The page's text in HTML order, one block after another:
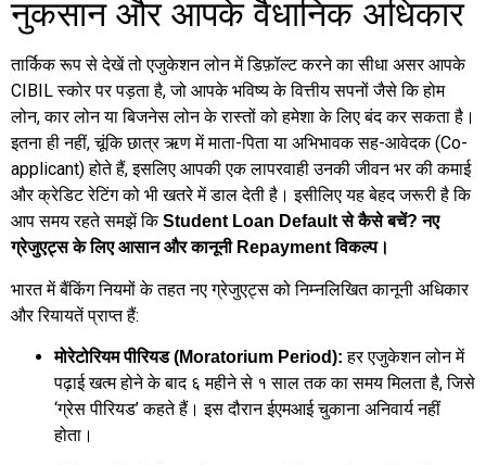
नुकसान और आपके वैधानिक अधिकार
तार्किक रूप से देखें तो एजुकेशन लोन में डिफ़ॉल्ट करने का सीधा असर आपके
CIBIL स्कोर पर पड़ता है, जो आपके भविष्य के वित्तीय सपनों जैसे कि होम
लोन, कार लोन या बिजनेस लोन के रास्तों को हमेशा के लिए बंद कर सकता है।
इतना ही नहीं, चूंकि छात्र ऋण में माता-पिता या अभिभावक सह-आवेदक (Co-
applicant) होते हैं, इसलिए आपकी एक लापरवाही उनकी जीवन भर की कमाई
और क्रेडिट रेटिंग को भी खतरे में डाल देती है। इसीलिए यह बेहद जरूरी है कि
आप समय रहते समझें किStudent Loan Default से कैसे बचें? नए
ग्रेजुएट्स के लिए आसान और कानूनी Repayment विकल्प।
भारत में बैंकिंग नियमों के तहत नए ग्रेजुएट्स को निम्नलिखित कानूनी अधिकार
और रियायतें प्राप्त हैं:
मोरेटोरियम पीरियड (Moratorium Period): हर एजुकेशन लोन में
पढ़ाई खत्म होने के बाद ६ महीने से १ साल तक का समय मिलता है, जिसे
‘ग्रेस पीरियड’ कहते हैं। इस दौरान ईएमआई चुकाना अनिवार्य नहीं
होता।